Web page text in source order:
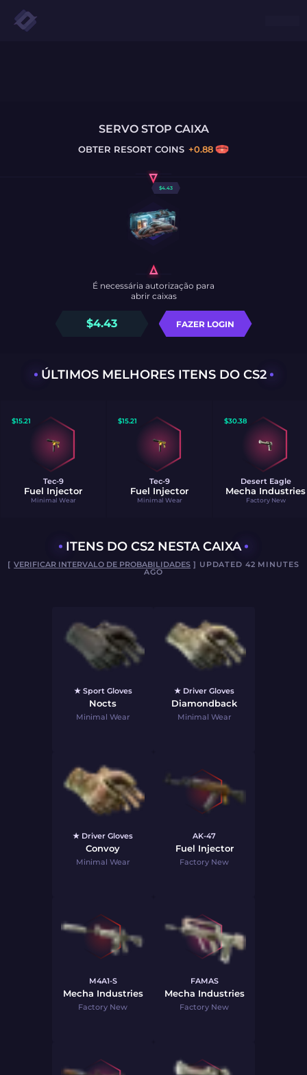
SERVO STOP CAIXA
OBTER RESORT COINS +0.88
$4.43
$4.43 FAZER LOGIN
É necessária autorização para
abrir caixas
ÚLTIMOS MELHORES ITENS DO CS2
$15.21
Tec-9
Fuel Injector
Minimal Wear
$15.21
Tec-9
Fuel Injector
Minimal Wear
$30.38
Desert Eagle
Mecha Industries
Factory New
ITENS DO CS2 NESTA CAIXA
[VERIFICAR INTERVALO DE PROBABILIDADES ] UPDATED 42 MINUTES
AGO
★ Sport Gloves
Nocts
Minimal Wear
★ Driver Gloves
Diamondback
Minimal Wear
★ Driver Gloves
Convoy
Minimal Wear
AK-47
Fuel Injector
Factory New
M4A1-S
Mecha Industries
Factory New
FAMAS
Mecha Industries
Factory New